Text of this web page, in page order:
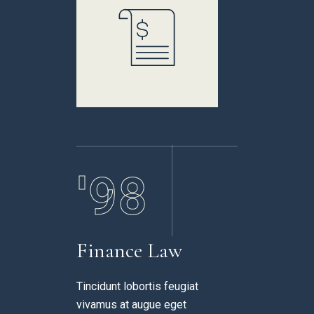
'98
Finance Law
Tincidunt lobortis feugiat
vivamus at augue eget